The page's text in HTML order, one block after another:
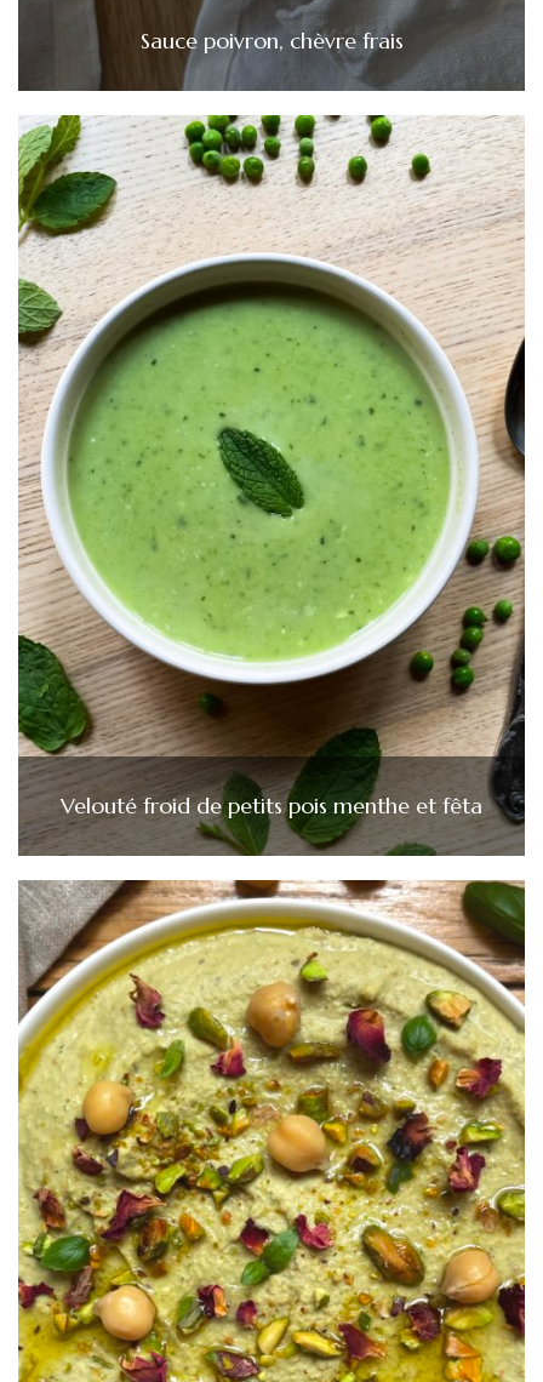
Sauce poivron, chèvre frais
Velouté froid de petits pois menthe et fêta